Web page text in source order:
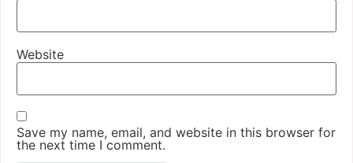
Website
Save my name, email, and website in this browser for
the next time I comment.